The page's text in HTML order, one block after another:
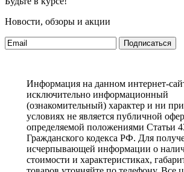
Новости, обзоры и акции
Подписаться
Информация на данном интернет-
исключительно информационный
(ознакомительный) характер и ни
условиях не является публичной
определяемой положениями Статьи
Гражданского кодекса РФ. Для
исчерпывающей информации о
стоимости и характеристиках,